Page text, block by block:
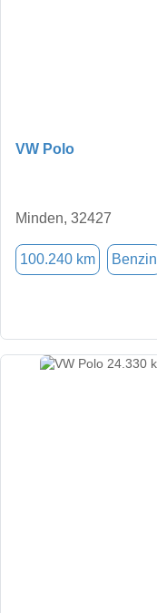
VW Polo
Minden, 32427
100.240 km Benzin